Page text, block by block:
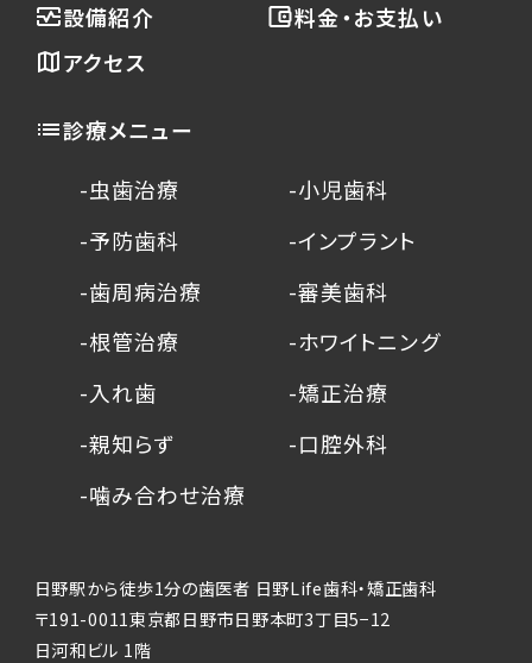
設備紹介
料金・お支払い
アクセス
診療メニュー
-虫歯治療
-予防歯科
-歯周病治療
-根管治療
-入れ歯
-親知らず
-噛み合わせ治療
-小児歯科
-インプラント
-審美歯科
-ホワイトニング
-矯正治療
-口腔外科
日野駅から徒歩1分の歯医者 日野Life歯科・矯正歯科
〒191-0011東京都日野市日野本町3丁目5−12
日河和ビル 1階